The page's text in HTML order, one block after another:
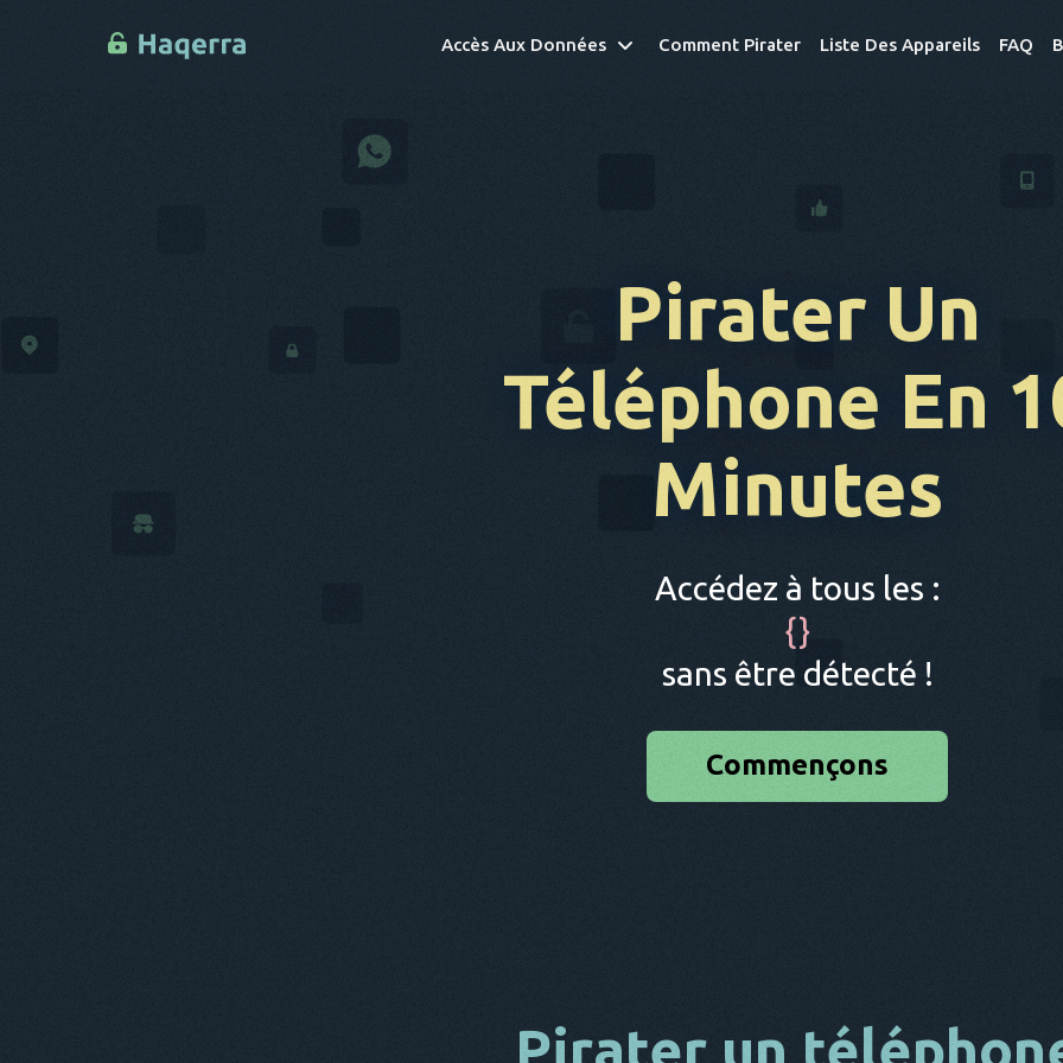
Accès Aux Données Comment Pirater Liste Des Appareils FAQ
Pirater Un
Téléphone En
Minutes
Accédez à tous les :
{}
sans être détecté !
Commençons
Pirater un